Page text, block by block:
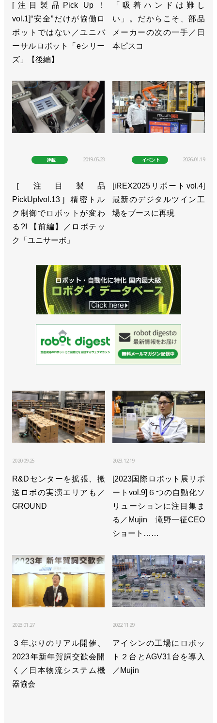
>>[2023国際ロボット展リポートvol.9]６つの自動化
ソリューションに注目集まる／Mujin 滝野一征
CEO ショートインタビュー
>>日本郵政キャピタルなどから27億円追加調達／
>>イオンの物流構造改革のパートナーに／Mujin
>>123億円を調達し、欧米での事業展開など加速／
Mujin
／Mujin
>>紙製品の出荷に知能デパレタイザーが採用／
Mujin
>>アイシンの工場にロボット２台とAGV31台を導入
も／Mujin
>>ばら積みピッキングでの高速ローディングの事例
を公開／Mujin
>> [特集 ロボットテクノロジージャパンvol.4]地元の
雄とベンチャーは、何を見せる？／デンソーウェー
ブ、Mujin
>>ファンケル物流センターでの荷下ろしとピッキン
グを自動化／Mujin
>>物流センターでのコンテナ投入、外装箱の処理を
自動化／Mujin
>>特売品積み付けを自動化するパッケージを販売開
始／Mujin
>>既存のロボを活用！ ばら積み部品を加工ライン
>>ケースピッキングの新世代システムを発売／
Mujin
>>物流自動化ソリューションのパッケージ販売を開
>>「MUJINコントローラ」で技術経営・イノベーシ
ョン大賞の文科大臣賞／MUJIN
>>無地ケース対応の混載デパレタイズロボット稼働
開始／MUJIN
[注目製品Pick Up！
vol.1]“安全”だけが協働ロ
ボットではない／ユニバ
ーサルロボット「eシリー
ズ」【後編】
「吸着ハンドは難し
い」。だからこそ、部品
メーカーの次の一手／日
本ピスコ
連載 2019.05.23
［注目製品
PickUp!vol.13］精密トル
ク制御でロボットが変わ
る?! 【前編】／ロボテッ
ク「ユニサーボ」
イベント 2026.01.19
[iREX2025リポートvol.4]
最新のデジタルツイン工
場をブースに再現
2020.09.25
R&Dセンターを拡張、搬
送ロボの実演エリアも／
GROUND
2023.12.19
[2023国際ロボット展リポ
ートvol.9]６つの自動化ソ
リューションに注目集ま
る／Mujin 滝野一征CEO
ショート……
2023.01.27
３年ぶりのリアル開催、
2023年新年賀詞交歓会開
く／日本物流システム機
器協会
2022.11.29
アイシンの工場にロボッ
ト２台とAGV31台を導入
／Mujin